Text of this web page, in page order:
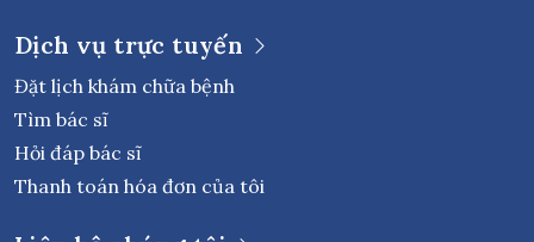
Dịch vụ trực tuyến
Đặt lịch khám chữa bệnh
Tìm bác sĩ
Hỏi đáp bác sĩ
Thanh toán hóa đơn của tôi